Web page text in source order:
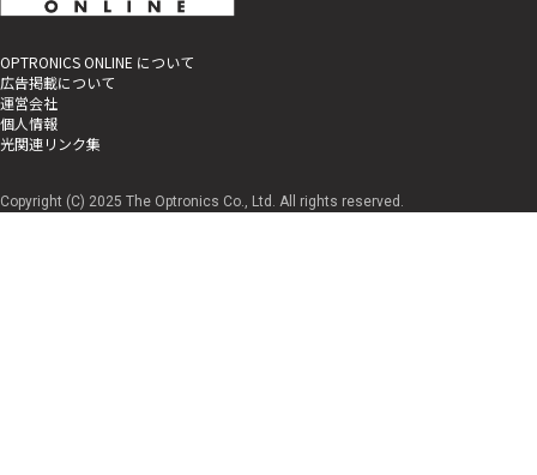
OPTRONICS ONLINE について
広告掲載について
運営会社
個人情報
光関連リンク集
Copyright (C) 2025 The Optronics Co., Ltd. All rights reserved.